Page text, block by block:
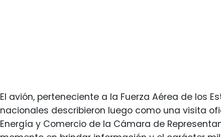
El avión, perteneciente a la Fuerza Aérea de los
nacionales describieron luego como una visita
Energía y Comercio de la Cámara de